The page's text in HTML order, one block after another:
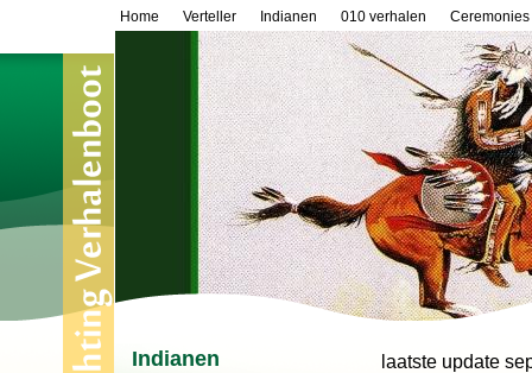
Home Verteller Indianen 010 verhalen Ceremonies
Indianen